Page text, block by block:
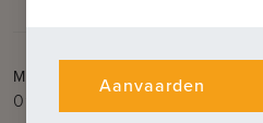
MA VR
09.30u – 12.30u
Aanvaarden